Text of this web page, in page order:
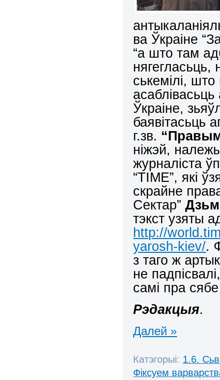
ва Ўкраіне
“а што там
нягегласьць,
ськемілі,
Ўкраіне,
баявітасьць
г.зв.
ніжэй,
журналіста
“TIME”, які
скрайне
Сектар”
тэкст узяты
http://
yarosh-kiev/.
з таго ж
не
самі пра
Рэдакцыя.
Далей »
Катэгорыі: 1.6.
Фіксуем